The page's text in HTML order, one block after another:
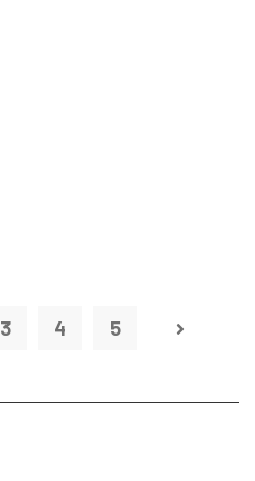
3 4 5